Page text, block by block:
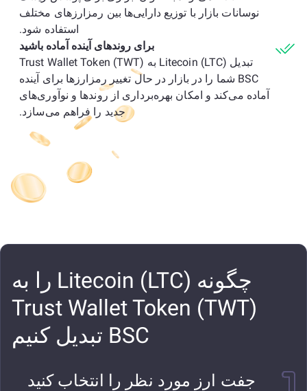
نوسانات بازار با توزیع دارایی‌ها بین رمزارزهای مختلف
استفاده شود.
برای روندهای آینده آماده باشید
تبدیل Litecoin (LTC) به Trust Wallet Token (TWT)
BSC شما را در بازار در حال تغییر رمزارزها برای آینده
آماده می‌کند و امکان بهره‌برداری از روندها و نوآوری‌های
جدید را فراهم می‌سازد.
چگونه Litecoin (LTC) را به
Trust Wallet Token (TWT)
BSC تبدیل کنیم
جفت ارز مورد نظر را انتخاب کنید